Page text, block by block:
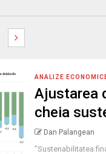
ANALIZE
Ajustarea
cheia
Dan Palangean
”Sustenabilitatea